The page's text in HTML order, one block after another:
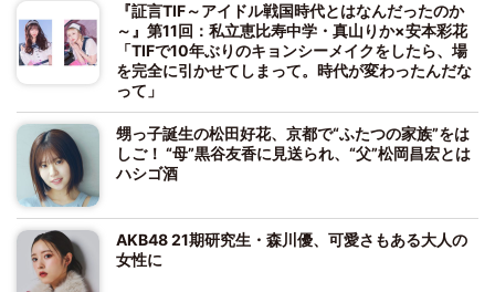
『証言TIF～アイドル戦国時代とはなんだったのか
～』第11回：私立恵比寿中学・真山りか×安本彩花
「TIFで10年ぶりのキョンシーメイクをしたら、場
を完全に引かせてしまって。時代が変わったんだな
って」
甥っ子誕生の松田好花、京都で“ふたつの家族”をは
しご！ “母”黒谷友香に見送られ、“父”松岡昌宏とは
ハシゴ酒
AKB48 21期研究生・森川優、可愛さもある大人の
女性に